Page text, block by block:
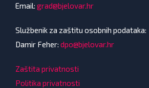
Email: grad@bjelovar.hr
Službenik za zaštitu osobnih podataka:
Damir Feher: dpo@bjelovar.hr
Zaštita privatnosti
Politika privatnosti